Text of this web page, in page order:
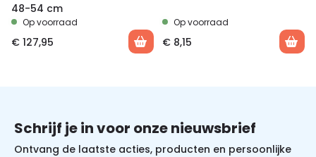
48-54 cm
Op voorraad
€ 127,95
Op voorraad
€ 8,15
Schrijf je in voor onze nieuwsbrief
Ontvang de laatste acties, producten en persoonlijke